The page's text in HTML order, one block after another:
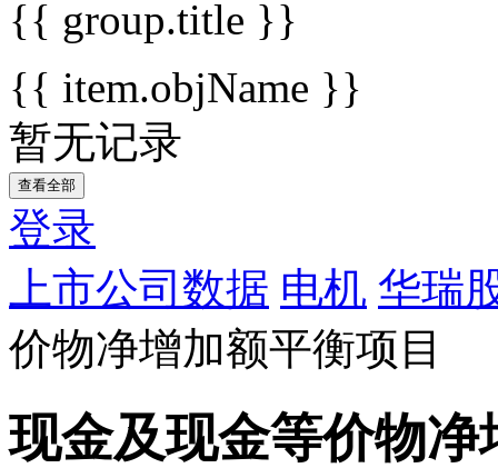
{{ group.title }}
{{ item.objName }}
暂无记录
查看全部
登录
上市公司数据 电机 华瑞
价物净增加额平衡项目
现金及现金等价物